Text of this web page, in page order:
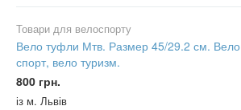
Товари для велоспорту
Вело туфли Мтв. Размер 45/29.2 см. Вело
спорт, вело туризм.
800 грн.
із м. Львів